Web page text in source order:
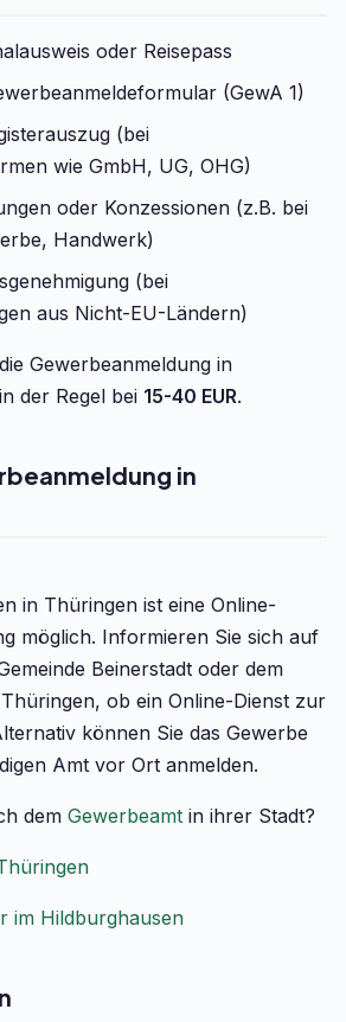
oder Reisepass
(GewA 1)
(bei
wie GmbH, UG, OHG)
oder Konzessionen (z.B. bei
Handwerk)
(bei
aus Nicht-EU-Ländern)
Gewerbeanmeldung in
der Regel bei 15-40 EUR.
in
in Thüringen ist eine Online-
möglich. Informieren Sie sich auf
Beinerstadt oder dem
ob ein Online-Dienst zur
können Sie das Gewerbe
Amt vor Ort anmelden.
dem Gewerbeamt in ihrer Stadt?
im Hildburghausen